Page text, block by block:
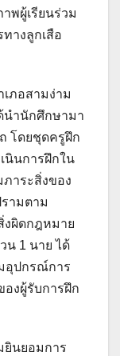
พผู้เรียนร่วม
างลูกเสือ
เภอสามง่าม
นำนักศึกษามา
โดยชุดครูฝึก
นินการฝึกใน
าระสิ่งของ
ามตาม
งผิดกฎหมาย
น 1 นาย ได้
อุปกรณ์การ
งผู้รับการฝึก
ยินยอมการ